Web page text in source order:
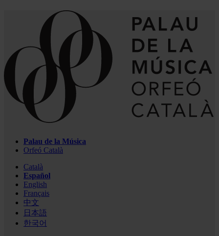
Palau de la Música
Orfeó Català
Català
Español
English
Français
中文
日本語
한국어